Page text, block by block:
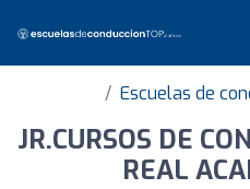
Escuelas de
JR.CURSOS DE
REAL